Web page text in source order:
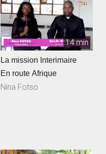
14 min
La mission Interimaire
En route Afrique
Nina Fotso